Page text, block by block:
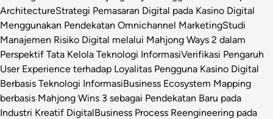
ArchitectureStrategi Pemasaran Digital pada Kasino Digital
Menggunakan Pendekatan Omnichannel MarketingStudi
Manajemen Risiko Digital melalui Mahjong Ways 2 dalam
Perspektif Tata Kelola Teknologi InformasiVerifikasi Pengaruh
User Experience terhadap Loyalitas Pengguna Kasino Digital
Berbasis Teknologi InformasiBusiness Ecosystem Mapping
berbasis Mahjong Wins 3 sebagai Pendekatan Baru pada
Industri Kreatif DigitalBusiness Process Reengineering pada